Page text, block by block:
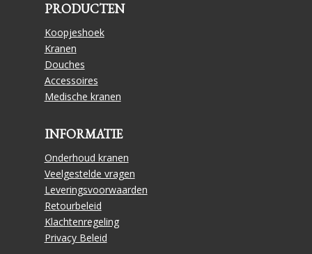
PRODUCTEN
Koopjeshoek
Kranen
Douches
Accessoires
Medische kranen
INFORMATIE
Onderhoud kranen
Veelgestelde vragen
Leveringsvoorwaarden
Retourbeleid
Klachtenregeling
Privacy Beleid